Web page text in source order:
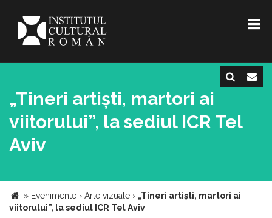
„Tineri artiști, martori ai
viitorului”, la sediul ICR Tel
Aviv
» Evenimente › Arte vizuale › „Tineri artiști, martori ai
viitorului”, la sediul ICR Tel Aviv